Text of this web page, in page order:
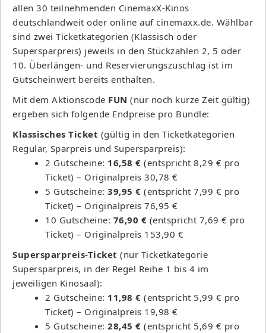
allen 30 teilnehmenden CinemaxX-Kinos
deutschlandweit oder online auf cinemaxx.de. Wählbar
sind zwei Ticketkategorien (Klassisch oder
Supersparpreis) jeweils in den Stückzahlen 2, 5 oder
10. Überlängen- und Reservierungszuschlag ist im
Gutscheinwert bereits enthalten.
Mit dem Aktionscode FUN (nur noch kurze Zeit gültig)
ergeben sich folgende Endpreise pro Bundle:
Klassisches Ticket (gültig in den Ticketkategorien
Regular, Sparpreis und Supersparpreis):
2 Gutscheine: 16,58 € (entspricht 8,29 € pro
Ticket) – Originalpreis 30,78 €
5 Gutscheine: 39,95 € (entspricht 7,99 € pro
Ticket) – Originalpreis 76,95 €
10 Gutscheine: 76,90 € (entspricht 7,69 € pro
Ticket) – Originalpreis 153,90 €
Supersparpreis-Ticket (nur Ticketkategorie
Supersparpreis, in der Regel Reihe 1 bis 4 im
jeweiligen Kinosaal):
2 Gutscheine: 11,98 € (entspricht 5,99 € pro
Ticket) – Originalpreis 19,98 €
5 Gutscheine: 28,45 € (entspricht 5,69 € pro